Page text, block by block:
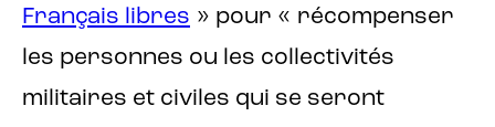
Français libres » pour « récompenser
les personnes ou les collectivités
militaires et civiles qui se seront